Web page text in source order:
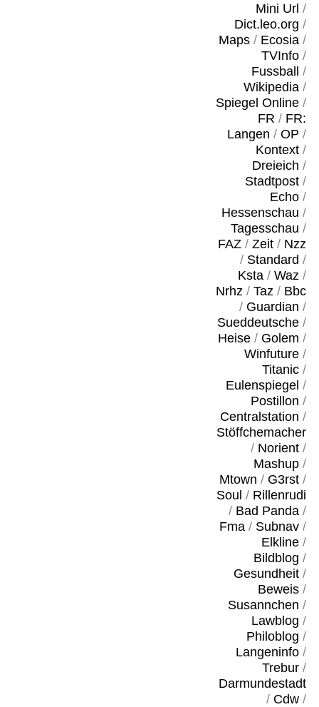
Mini Url /
Dict.leo.org /
Maps/ Ecosia/
TVInfo/
Fussball
/
Wikipedia/
Spiegel Online/
FR / FR:
Langen / OP /
Kontext/
Dreieich /
Stadtpost/
Echo/
Hessenschau /
Tagesschau /
FAZ/ Zeit/ Nzz
/ Standard /
Ksta/ Waz/
Nrhz/ Taz/ Bbc
/ Guardian /
Sueddeutsche/
Heise/ Golem /
Winfuture/
Titanic/
Eulenspiegel /
Postillon /
Centralstation /
Stöffchemacher
/ Norient/
Mashup/
Mtown / G3rst/
Soul / Rillenrudi
/ Bad Panda/
Fma/ Subnav/
Elkline/
Bildblog /
Gesundheit/
Beweis/
Susannchen /
Lawblog /
Philoblog /
Langeninfo/
Trebur/
Darmundestadt
/ Cdw/